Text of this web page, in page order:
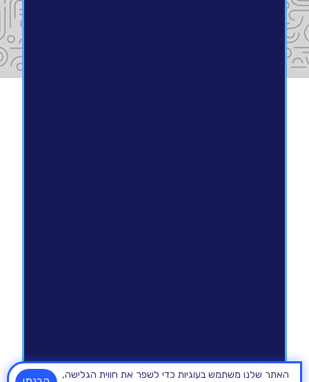
האתר שלנו משתמש בעוגיות כדי לשפר את חווית הגלישה,